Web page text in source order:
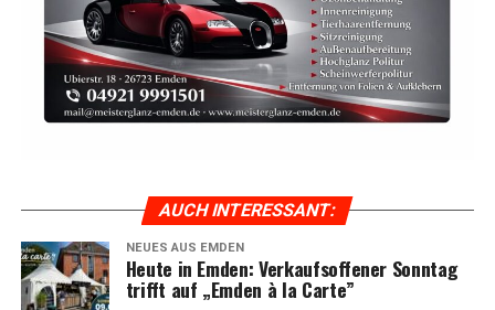
AUCH INTER­ES­SANT:
NEUES AUS EMDEN
Heu­te in Emden: Ver­kaufs­of­fe­ner Sonn­tag
trifft auf „Emden à la Carte”